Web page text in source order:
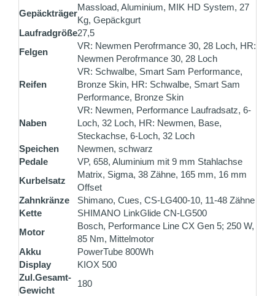
Gepäckträger
Massload, Aluminium, MIK HD System, 27
Kg, Gepäckgurt
Laufradgröße27,5
Felgen
VR: Newmen Perofrmance 30, 28 Loch, HR:
Newmen Perofrmance 30, 28 Loch
Reifen
VR: Schwalbe, Smart Sam Performance,
Bronze Skin, HR: Schwalbe, Smart Sam
Performance, Bronze Skin
Naben
VR: Newmen, Performance Laufradsatz, 6-
Loch, 32 Loch, HR: Newmen, Base,
Steckachse, 6-Loch, 32 Loch
Speichen
Newmen, schwarz
Pedale
VP, 658, Aluminium mit 9 mm Stahlachse
Kurbelsatz
Matrix, Sigma, 38 Zähne, 165 mm, 16 mm
Offset
Zahnkränze
Shimano, Cues, CS-LG400-10, 11-48 Zähne
Kette
SHIMANO LinkGlide CN-LG500
Motor
Bosch, Performance Line CX Gen 5; 250 W,
85 Nm, Mittelmotor
Akku
PowerTube 800Wh
Display
KIOX 500
Zul.Gesamt-
Gewicht
180